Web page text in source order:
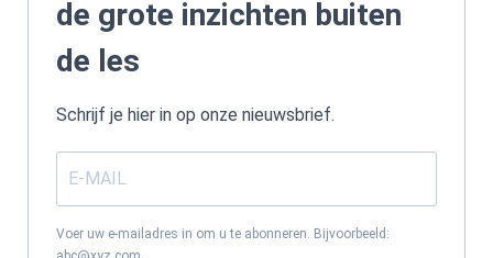
de grote inzichten buiten
de les
Schrijf je hier in op onze nieuwsbrief.
Voer uw e-mailadres in om u te abonneren. Bijvoorbeeld: